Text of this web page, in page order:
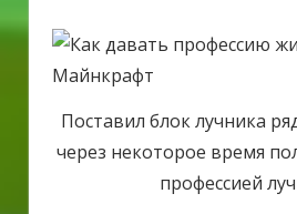
Поставил блок лучника
через некоторое время
профессией